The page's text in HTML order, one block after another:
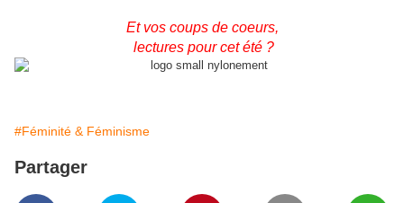
Et vos coups de coeurs,
lectures pour cet été ?
#Féminité & Féminisme
Partager